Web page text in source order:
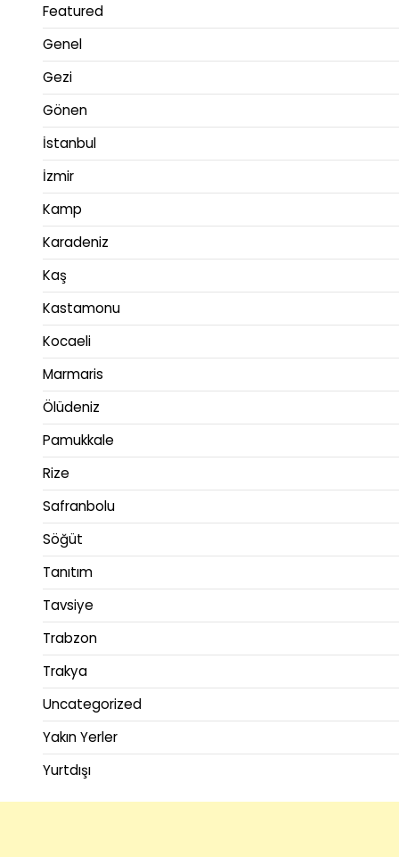
Featured
Genel
Gezi
Gönen
İstanbul
İzmir
Kamp
Karadeniz
Kaş
Kastamonu
Kocaeli
Marmaris
Ölüdeniz
Pamukkale
Rize
Safranbolu
Söğüt
Tanıtım
Tavsiye
Trabzon
Trakya
Uncategorized
Yakın Yerler
Yurtdışı